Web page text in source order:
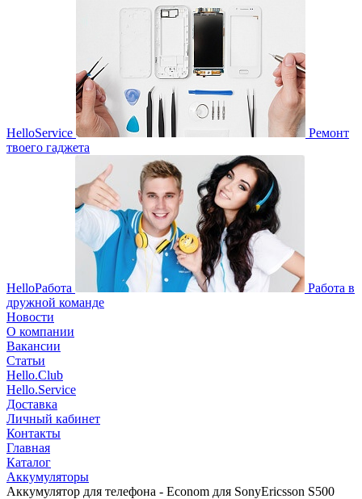
HelloService
Ремонт
твоего гаджета
HelloРабота
Работа в
дружной команде
Новости
О компании
Вакансии
Статьи
Hello.Club
Hello.Service
Доставка
Личный кабинет
Контакты
Главная
Каталог
Аккумуляторы
Аккумулятор для телефона - Econom для SonyEricsson S500